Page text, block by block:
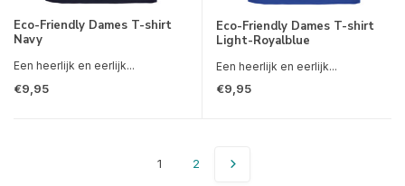
Eco-Friendly Dames T-shirt
Navy
Een heerlijk en eerlijk...
€9,95
Eco-Friendly Dames T-shirt
Light-Royalblue
Een heerlijk en eerlijk...
€9,95
1 2